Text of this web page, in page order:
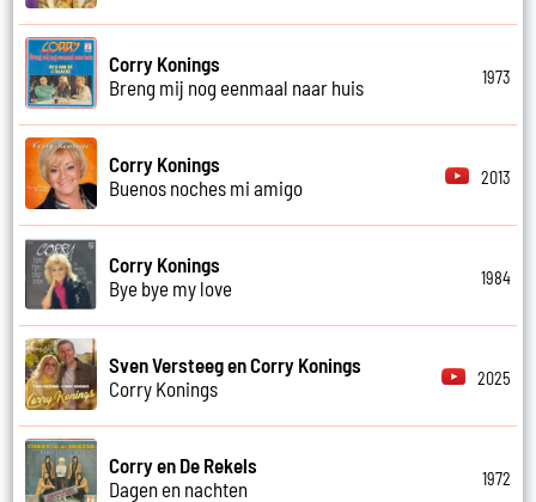
Corry Konings
Breng mij nog eenmaal naar huis
1973
Corry Konings
Buenos noches mi amigo
2013
Corry Konings
Bye bye my love
1984
Sven Versteeg en Corry Konings
Corry Konings
2025
Corry en De Rekels
Dagen en nachten
1972